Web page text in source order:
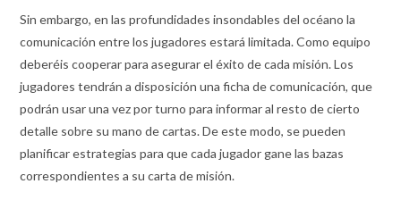
Sin embargo, en las profundidades insondables del océano la
comunicación entre los jugadores estará limitada. Como equipo
deberéis cooperar para asegurar el éxito de cada misión. Los
jugadores tendrán a disposición una ficha de comunicación, que
podrán usar una vez por turno para informar al resto de cierto
detalle sobre su mano de cartas. De este modo, se pueden
planificar estrategias para que cada jugador gane las bazas
correspondientes a su carta de misión.